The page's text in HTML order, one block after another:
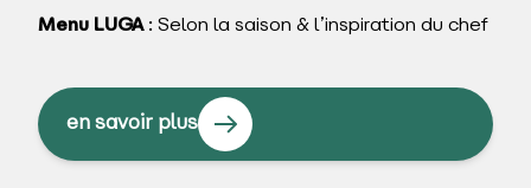
Menu LUGA: Selon la saison & l’inspiration du chef
en savoir plus